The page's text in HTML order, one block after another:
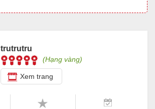
trutrutru
(Hạng vàng)
Xem trang